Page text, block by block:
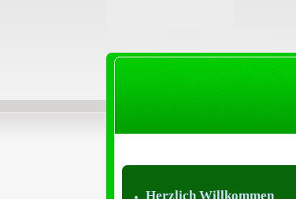
Herzlich Willkommen